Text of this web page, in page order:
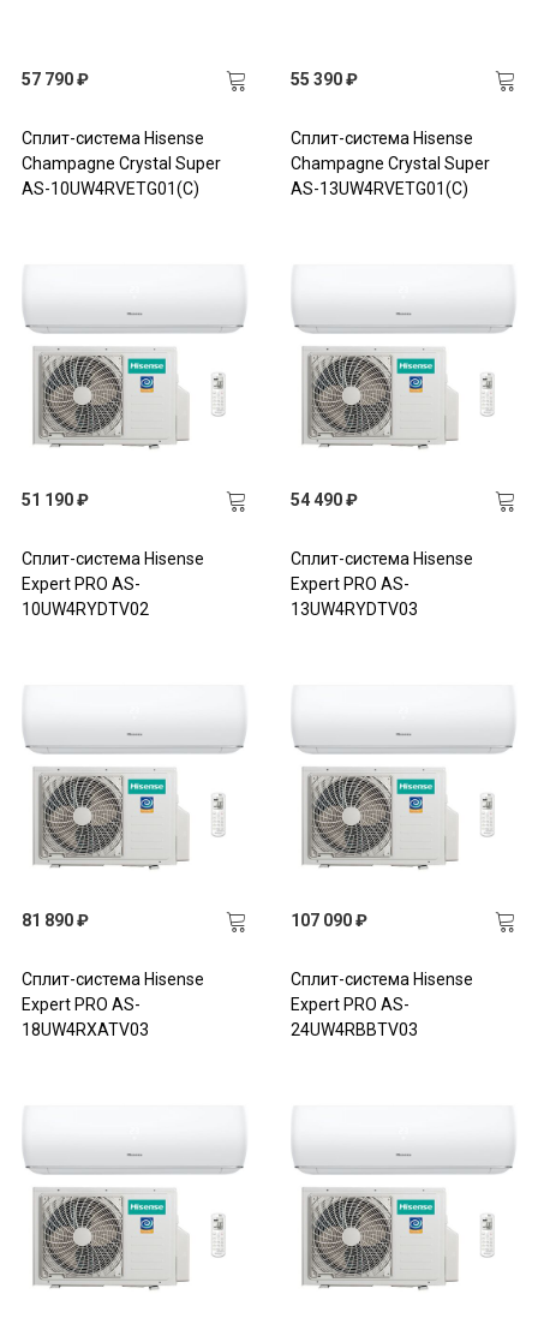
57 790 ₽
Сплит-система Hisense
Champagne Crystal Super
AS-10UW4RVETG01(C)
55 390 ₽
Сплит-система Hisense
Champagne Crystal Super
AS-13UW4RVETG01(C)
51 190 ₽
Сплит-система Hisense
Expert PRO AS-
10UW4RYDTV02
54 490 ₽
Сплит-система Hisense
Expert PRO AS-
13UW4RYDTV03
81 890 ₽
Сплит-система Hisense
Expert PRO AS-
18UW4RXATV03
107 090 ₽
Сплит-система Hisense
Expert PRO AS-
24UW4RBBTV03